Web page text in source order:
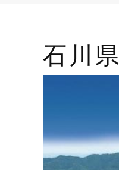
石川県